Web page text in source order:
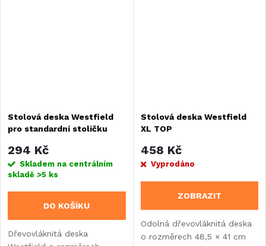
Stolová deska Westfield
pro standardní stoličku
294 Kč
Skladem na centrálním
skladě >5 ks
DO KOŠÍKU
Dřevovláknitá deska
Stolová deska Westfield
XL TOP
458 Kč
Vyprodáno
ZOBRAZIT
Odolná dřevovláknitá deska
o rozměrech 48,5 × 41 cm